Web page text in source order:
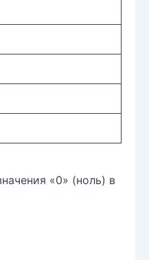
«0» (ноль) в